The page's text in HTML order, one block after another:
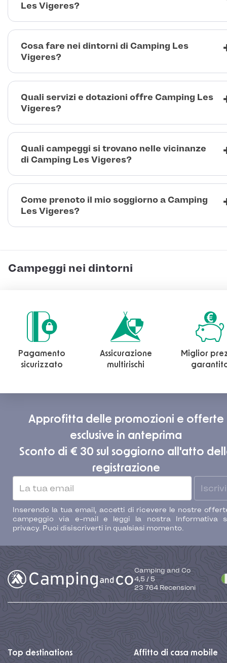
Les Vigeres?
Cosa fare nei dintorni di Camping Les
Vigeres?
Quali servizi e dotazioni offre Camping Les
Vigeres?
Quali campeggi si trovano nelle vicinanze
di Camping Les Vigeres?
Come prenoto il mio soggiorno a Camping
Les Vigeres?
Campeggi nei dintorni
Pagamento
sicurizzato
Assicurazione
multirischi
Miglior
Approfitta delle promozioni e offerte
esclusive in anteprima
Sconto di € 30 sul soggiorno all'atto
registrazione
Inserendo la tua email, accetti di ricevere le nostre
campeggio via e-mail e leggi la nostra Informativa
privacy. Puoi disiscriverti in qualsiasi momento.
Camping and Co
4,5 / 5
23 764 Recensioni
Top destinations Affitto di casa mobile